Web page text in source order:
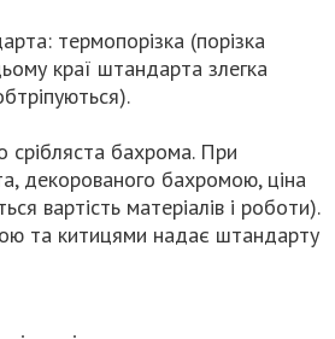
термопорізка (порізка
краї штандарта злегка
срібляста бахрома. При
декорованого бахромою, ціна
вартість матеріалів і роботи).
та китицями надає штандарту